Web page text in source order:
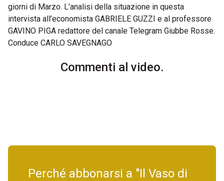
giorni di Marzo. L’analisi della situazione in questa
intervista all’economista GABRIELE GUZZI e al professore
GAVINO PIGA redattore del canale Telegram Giubbe Rosse.
Conduce CARLO SAVEGNAGO
Commenti al video.
Perché abbonarsi a "Il Vaso di